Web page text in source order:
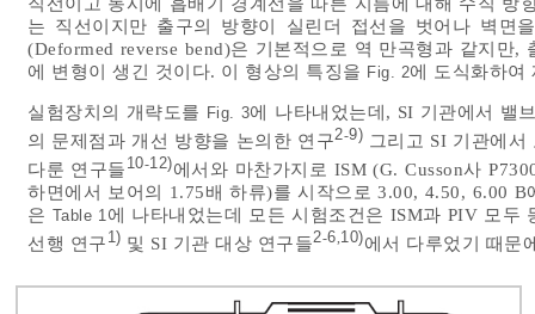
직선이고 동시에 흡배기 경계선을 따른 지름에 대해 수직 방
는 직선이지만 출구의 방향이 실린더 접선을 벗어나 벽면
(Deformed reverse bend)은 기본적으로 역 만곡형과 같지만
에 변형이 생긴 것이다. 이 형상의 특징을 Fig. 2에 도식화하여
실험장치의 개략도를 Fig. 3에 나타내었는데, SI 기관에서 밸
의 문제점과 개선 방향을 논의한 연구2-9) 그리고 SI 기관에
다룬 연구들 10-12)에서와 마찬가지로 ISM (G. Cusson사
하면에서 보어의 1.75배 하류)를 시작으로 3.00, 4.50, 6.00
은 Table 1에 나타내었는데 모든 시험조건은 ISM과 PIV 모두
선행 연구 1) 및 SI 기관 대상 연구들2-6,10)에서 다루었기 때문